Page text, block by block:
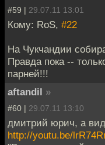
#59 | 29.07.11 13:01
Кому: RoS, #22
На Чукчандии
Правда пока --
парней!!!
aftandil »
#60 | 29.07.11 13:10
дмитрий юрич, а
http://youtu.be/